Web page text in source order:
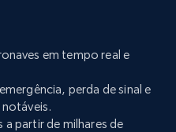
em tempo real e
perda de sinal e
partir de milhares de